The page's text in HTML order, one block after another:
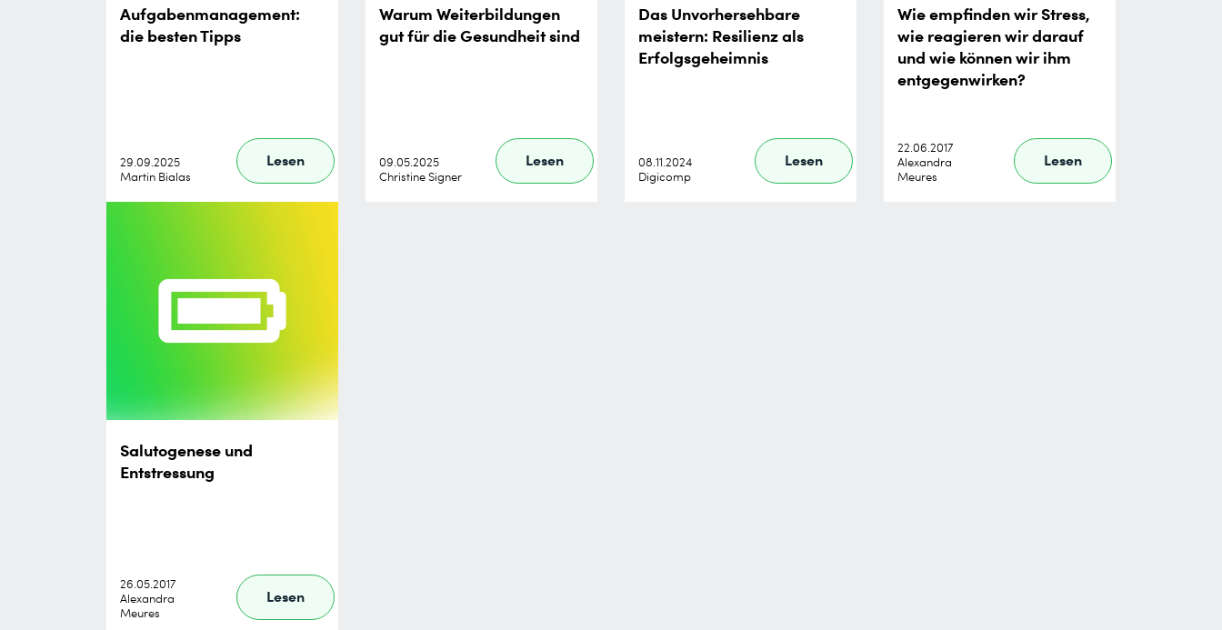
Aufgabenmanagement:
die besten Tipps
29.09.2025
Martin Bialas
Lesen
Warum Weiterbildungen
gut für die Gesundheit sind
09.05.2025
Christine Signer
Lesen
Das Unvorhersehbare
meistern: Resilienz als
Erfolgsgeheimnis
08.11.2024
Digicomp
Lesen
Wie empfinden wir Stress,
wie reagieren wir darauf
und wie können wir ihm
entgegenwirken?
22.06.2017
Alexandra
Meures
Lesen
Salutogenese und
Entstressung
26.05.2017
Alexandra
Meures
Lesen